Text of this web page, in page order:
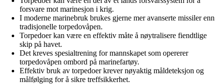
forsvare mot marinesjon i krig.
I moderne marinebruk brukes gjerne mer avanserte missiler enn
tradisjonelle torpedovåpen.
Torpedoer kan være en effektiv måte å nøytralisere fiendtlige
skip på havet.
Det kreves spesialtrening for mannskapet som opererer
torpedovåpen ombord på marinefartøy.
Effektiv bruk av torpedoer krever nøyaktig måldeteksjon og
målfølging for å sikre treffsikkerhet.